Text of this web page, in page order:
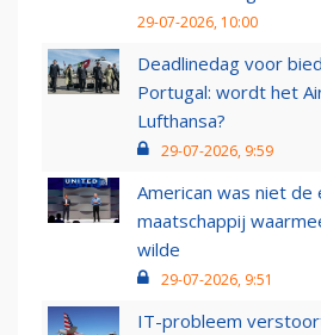
29-07-2026, 10:00
Deadlinedag voor
Portugal: wordt het
Lufthansa?
29-07-2026, 9:59
American was niet de
maatschappij
wilde
29-07-2026, 9:51
IT-probleem